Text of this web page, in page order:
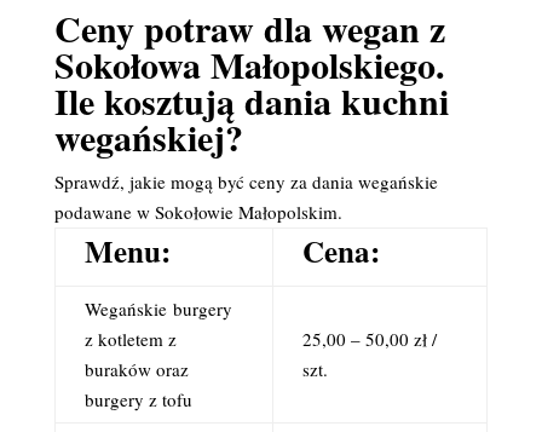
Ceny potraw dla wegan z
Sokołowa Małopolskiego.
Ile kosztują dania kuchni
wegańskiej?
Sprawdź, jakie mogą być ceny za dania wegańskie
podawane w Sokołowie Małopolskim.
Menu: Cena:
Wegańskieburgery
z kotletem z
buraków oraz
burgery z tofu
25,00 – 50,00 zł /
szt.